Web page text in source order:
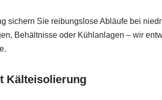
sichern Sie reibungslose Abläufe bei
Behältnisse oder Kühlanlagen – wir
Kälteisolierung